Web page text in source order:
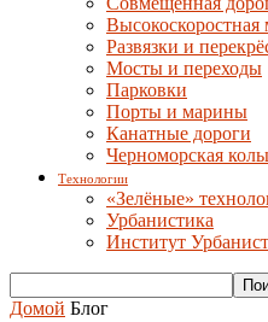
Высокоскоростная
Развязки и
Мосты и переходы
Парковки
Порты и марины
Канатные дороги
Черноморская
Технологии
«Зелёные»
Урбанистика
Институт
Домой Блог